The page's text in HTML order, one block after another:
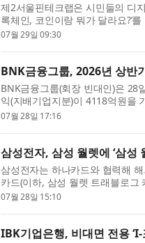
제2서울핀테크랩은 시민들의 디
록체인, 코인이랑 뭐가 달라요?’
은 평일 저녁 7시에 진행돼 직장
07월 29일 09:30
BNK금융그룹, 2026년 상반
BNK금융그룹(회장 빈대인)은 28
익(지배기업지분)이 4118억원을
원(△13.5%) 감소한 수준이다. 이
07월 28일 17:16
삼성전자, 삼성 월렛에 ‘삼성
삼성전자는 하나카드와 협력해
카드(이하, 삼성 월렛 트래블로그
추가했다. 삼성 월렛 트래블로그
07월 28일 15:10
IBK기업은행, 비대면 전용